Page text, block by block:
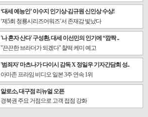
‘대세 예능인’ 이수지 인기상·김규원 신인상 수상!
‘제5회 청룡시리즈어워즈’서 존재감 빛났다
'나 혼자 산다' 구성환, 대세 이선민의 인기에 “깜짝 ..
"끈끈한 브라더가 되겠다" 찰떡 케미 예고
'범죄자' 마츠나가 다이시 감독 X 정일우 기자간담회 성..
아마존 프라임 비디오 일본 3주 연속 1위
알로소, 대구점 리뉴얼 오픈
경북권 주요 거점으로 고객 접점 강화